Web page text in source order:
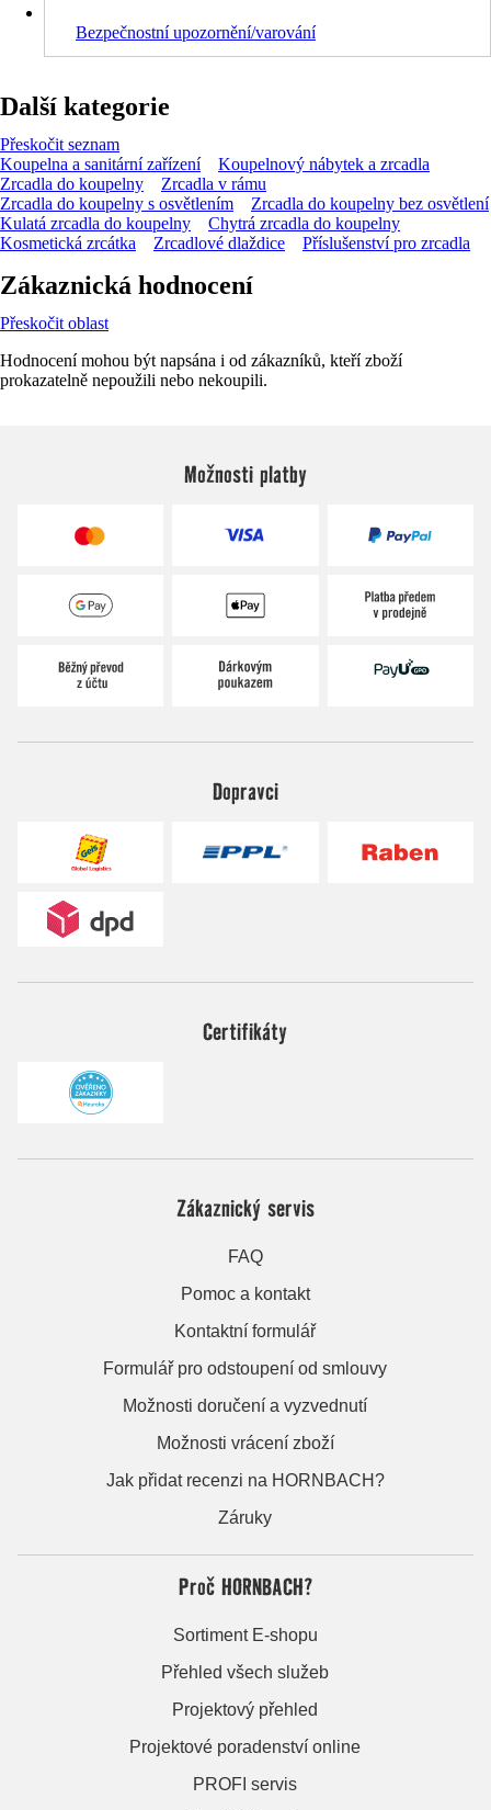
Bezpečnostní upozornění/varování
Další kategorie
Přeskočit seznam
Koupelna a sanitární zařízení
Koupelnový nábytek a zrcadla
Zrcadla do koupelny
Zrcadla v rámu
Zrcadla do koupelny s osvětlením
Zrcadla do koupelny bez osvětlení
Kulatá zrcadla do koupelny
Chytrá zrcadla do koupelny
Kosmetická zrcátka
Zrcadlové dlaždice Příslušenství pro zrcadla
Zákaznická hodnocení
Přeskočit oblast
Hodnocení mohou být napsána i od zákazníků, kteří zboží
prokazatelně nepoužili nebo nekoupili.
Možnosti platby
Dopravci
Certifikáty
Zákaznický servis
FAQ
Pomoc a kontakt
Kontaktní formulář
Formulář pro odstoupení od smlouvy
Možnosti doručení a vyzvednutí
Možnosti vrácení zboží
Jak přidat recenzi na HORNBACH?
Záruky
Proč HORNBACH?
Sortiment E-shopu
Přehled všech služeb
Projektový přehled
Projektové poradenství online
PROFI servis